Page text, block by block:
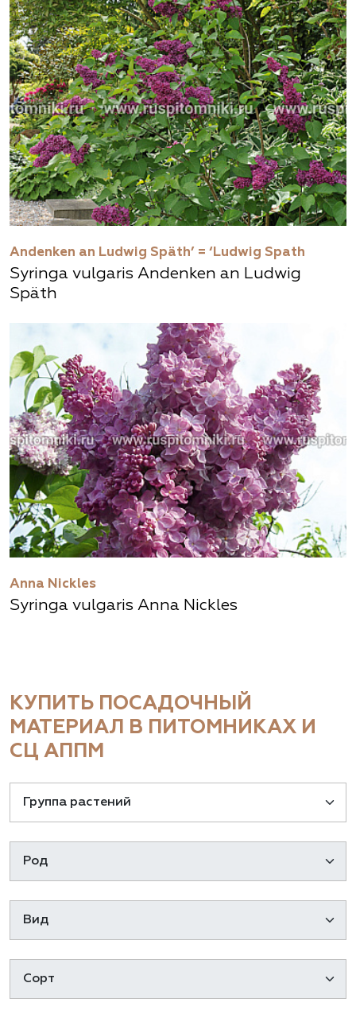
Andenken an Ludwig Späth’ = ‘Ludwig Spath
Syringa vulgaris Andenken an Ludwig
Späth
Anna Nickles
Syringa vulgaris Anna Nickles
КУПИТЬ ПОСАДОЧНЫЙ
МАТЕРИАЛ В ПИТОМНИКАХ И
СЦ АППМ